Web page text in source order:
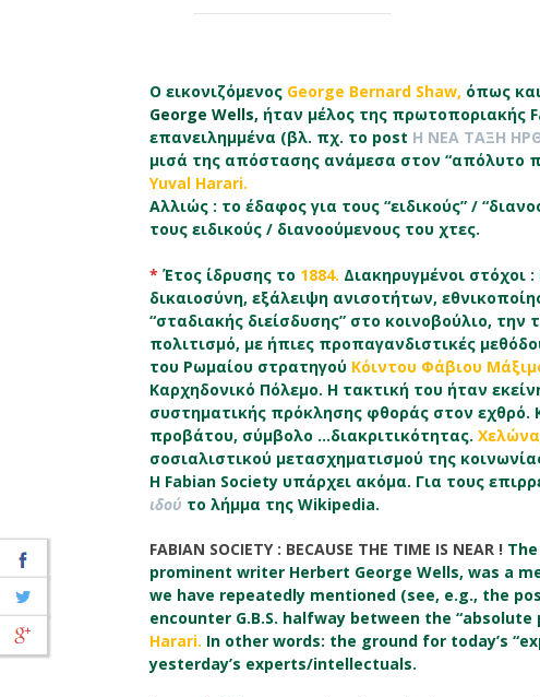
Ο εικονιζόμενος George Bernard Shaw, όπως
George Wells, ήταν μέλος της πρωτοποριακής
επανειλημμένα (βλ. πχ. το post Η ΝΕΑ ΤΑΞΗ
μισά της απόστασης ανάμεσα στον “απόλυτο
Yuval Harari.
Αλλιώς : το έδαφος για τους “ειδικούς” /
τους ειδικούς / διανοούμενους του χτες.
* Έτος ίδρυσης το 1884. Διακηρυγμένοι στόχοι
δικαιοσύνη, εξάλειψη ανισοτήτων,
“σταδιακής διείσδυσης” στο κοινοβούλιο,
πολιτισμό, με ήπιες προπαγανδιστικές
του Ρωμαίου στρατηγού Κόιντου Φάβιου
Καρχηδονικό Πόλεμο. Η τακτική του ήταν
συστηματικής πρόκλησης φθοράς στον εχθρό.
προβάτου, σύμβολο …διακριτικότητας.
σοσιαλιστικού μετασχηματισμού της
Η Fabian Society υπάρχει ακόμα. Για τους
ιδού το λήμμα της Wikipedia.
FABIAN SOCIETΥ : BECAUSE THE TIME IS NEAR !
prominent writer Herbert George Wells, was a
we have repeatedly mentioned (see, e.g., the
encounter G.B.S. halfway between the “absolute
Harari. In other words: the ground for today’s
yesterday’s experts/intellectuals.